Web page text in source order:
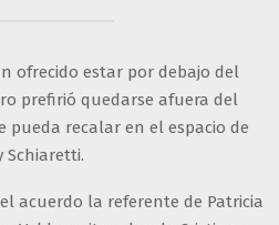
ofrecido estar por debajo del
prefirió quedarse afuera del
pueda recalar en el espacio de
Schiaretti.
acuerdo la referente de Patricia